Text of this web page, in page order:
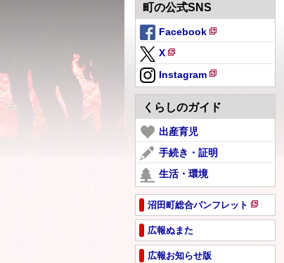
町の公式SNS
Facebook
新
ペ
ー
ジ
で
き
ま
X
新
規
ペ
ー
ジ
で
開
き
す
Instagram
新
規
ペ
ジ
で
き
ま
す
くらしのガイド
出産育児
手続き・証明
生活・環境
沼田町総合パンフレット
新
ペ
広報ぬまた
広報お知らせ版